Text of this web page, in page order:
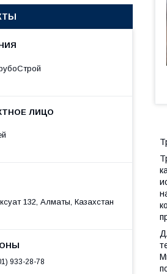
132, Алматы, Казахстан
933-28-78